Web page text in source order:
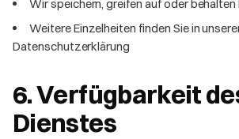
Wir speichern, greifen auf oder behalten
Weitere Einzelheiten finden Sie in
Datenschutzerklärung
6. Verfügbarkeit
Dienstes